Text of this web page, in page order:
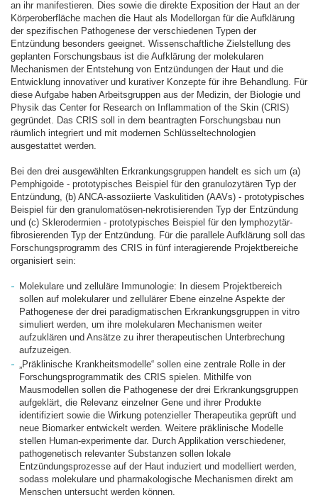
an ihr manifestieren. Dies sowie die direkte Exposition der Haut an der
Körperoberfläche machen die Haut als Modellorgan für die Aufklärung
der spezifischen Pathogenese der verschiedenen Typen der
Entzündung besonders geeignet. Wissenschaftliche Zielstellung des
geplanten Forschungsbaus ist die Aufklärung der molekularen
Mechanismen der Entstehung von Entzündungen der Haut und die
Entwicklung innovativer und kurativer Konzepte für ihre Behandlung. Für
diese Aufgabe haben Arbeitsgruppen aus der Medizin, der Biologie und
Physik das Center for Research on Inflammation of the Skin (CRIS)
gegründet. Das CRIS soll in dem beantragten Forschungsbau nun
räumlich integriert und mit modernen Schlüsseltechnologien
ausgestattet werden.
Bei den drei ausgewählten Erkrankungsgruppen handelt es sich um (a)
Pemphigoide - prototypisches Beispiel für den granulozytären Typ der
Entzündung, (b) ANCA-assoziierte Vaskulitiden (AAVs) - prototypisches
Beispiel für den granulomatösen-nekrotisierenden Typ der Entzündung
und (c) Sklerodermien - prototypisches Beispiel für den lymphozytär-
fibrosierenden Typ der Entzündung. Für die parallele Aufklärung soll das
Forschungsprogramm des CRIS in fünf interagierende Projektbereiche
organisiert sein:
Molekulare und zelluläre Immunologie: In diesem Projektbereich
sollen auf molekularer und zellulärer Ebene einzelne Aspekte der
Pathogenese der drei paradigmatischen Erkrankungsgruppen in vitro
simuliert werden, um ihre molekularen Mechanismen weiter
aufzuklären und Ansätze zu ihrer therapeutischen Unterbrechung
aufzuzeigen.
„Präklinische Krankheitsmodelle“ sollen eine zentrale Rolle in der
Forschungsprogrammatik des CRIS spielen. Mithilfe von
Mausmodellen sollen die Pathogenese der drei Erkrankungsgruppen
aufgeklärt, die Relevanz einzelner Gene und ihrer Produkte
identifiziert sowie die Wirkung potenzieller Therapeutika geprüft und
neue Biomarker entwickelt werden. Weitere präklinische Modelle
stellen Human-experimente dar. Durch Applikation verschiedener,
pathogenetisch relevanter Substanzen sollen lokale
Entzündungsprozesse auf der Haut induziert und modelliert werden,
sodass molekulare und pharmakologische Mechanismen direkt am
Menschen untersucht werden können.